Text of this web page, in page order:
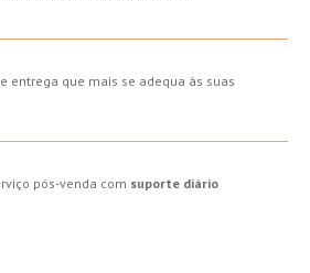
entrega que mais se adequa às suas
pós-venda com suporte diário